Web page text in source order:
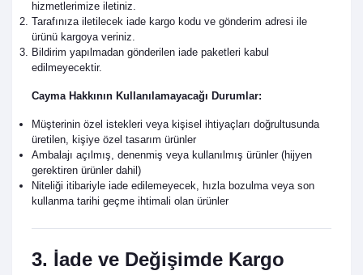
hizmetlerimize iletiniz.
Tarafınıza iletilecek iade kargo kodu ve gönderim adresi ile
ürünü kargoya veriniz.
Bildirim yapılmadan gönderilen iade paketleri kabul
edilmeyecektir.
Cayma Hakkının Kullanılamayacağı Durumlar:
Müşterinin özel istekleri veya kişisel ihtiyaçları doğrultusunda
üretilen, kişiye özel tasarım ürünler
Ambalajı açılmış, denenmiş veya kullanılmış ürünler (hijyen
gerektiren ürünler dahil)
Niteliği itibariyle iade edilemeyecek, hızla bozulma veya son
kullanma tarihi geçme ihtimali olan ürünler
3. İade ve Değişimde Kargo